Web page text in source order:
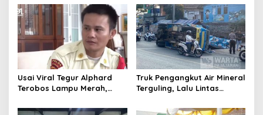
Tasikmalaya Akui Merugi 3,9
Miliar
Pelaku Kejahatan
Usai Viral Tegur Alphard
Terobos Lampu Merah,
Jadi Satpam Gedung Sate
Truk Pengangkut Air Mineral
Terguling, Lalu Lintas
Memadat